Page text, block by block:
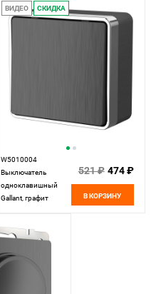
рифленый Werkel,
4690389164019
ВИДЕО СКИДКА
W5010004
Выключатель
одноклавишный
Gallant, графит
521 ₽ 474 ₽
В КОРЗИНУ